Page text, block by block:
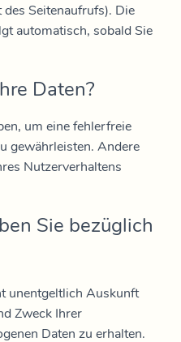
Seitenaufrufs). Die
automatisch, sobald Sie
Daten?
um eine fehlerfreie
gewährleisten. Andere
Nutzerverhaltens
Sie bezüglich
unentgeltlich Auskunft
Zweck Ihrer
Daten zu erhalten.